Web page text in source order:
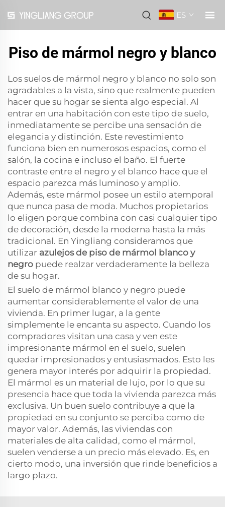
ES
Piso de mármol negro y blanco
Los suelos de mármol negro y blanco no solo son
agradables a la vista, sino que realmente pueden
hacer que su hogar se sienta algo especial. Al
entrar en una habitación con este tipo de suelo,
inmediatamente se percibe una sensación de
elegancia y distinción. Este revestimiento
funciona bien en numerosos espacios, como el
salón, la cocina e incluso el baño. El fuerte
contraste entre el negro y el blanco hace que el
espacio parezca más luminoso y amplio.
Además, este mármol posee un estilo atemporal
que nunca pasa de moda. Muchos propietarios
lo eligen porque combina con casi cualquier tipo
de decoración, desde la moderna hasta la más
tradicional. En Yingliang consideramos que
utilizar azulejos de piso de mármol blanco y
negro puede realzar verdaderamente la belleza
de su hogar.
El suelo de mármol blanco y negro puede
aumentar considerablemente el valor de una
vivienda. En primer lugar, a la gente
simplemente le encanta su aspecto. Cuando los
compradores visitan una casa y ven este
impresionante mármol en el suelo, suelen
quedar impresionados y entusiasmados. Esto les
genera mayor interés por adquirir la propiedad.
El mármol es un material de lujo, por lo que su
presencia hace que toda la vivienda parezca más
exclusiva. Un buen suelo contribuye a que la
propiedad en su conjunto se perciba como de
mayor valor. Además, las viviendas con
materiales de alta calidad, como el mármol,
suelen venderse a un precio más elevado. Es, en
cierto modo, una inversión que rinde beneficios a
largo plazo.